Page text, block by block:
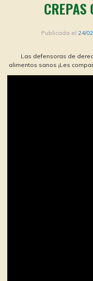
CREPAS
Publicada el 24/
Las defensoras de
alimentos sanos ¡Les